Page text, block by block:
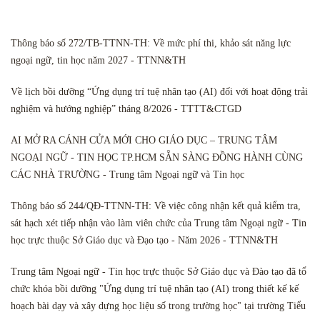
Thông báo số 272/TB-TTNN-TH: Về mức phí thi, khảo sát năng lực
ngoại ngữ, tin học năm 2027 - TTNN&TH
Về lịch bồi dưỡng “Ứng dụng trí tuệ nhân tạo (AI) đối với hoạt động trải
nghiệm và hướng nghiệp” tháng 8/2026 - TTTT&CTGD
AI MỞ RA CÁNH CỬA MỚI CHO GIÁO DỤC – TRUNG TÂM
NGOẠI NGỮ - TIN HỌC TP.HCM SẴN SÀNG ĐỒNG HÀNH CÙNG
CÁC NHÀ TRƯỜNG - Trung tâm Ngoại ngữ và Tin học
Thông báo số 244/QĐ-TTNN-TH: Về việc công nhận kết quả kiểm tra,
sát hạch xét tiếp nhận vào làm viên chức của Trung tâm Ngoại ngữ - Tin
học trực thuộc Sở Giáo dục và Đạo tạo - Năm 2026 - TTNN&TH
Trung tâm Ngoại ngữ - Tin học trực thuộc Sở Giáo dục và Đào tạo đã tổ
chức khóa bồi dưỡng "Ứng dụng trí tuệ nhân tạo (AI) trong thiết kế kế
hoạch bài dạy và xây dựng học liệu số trong trường học" tại trường Tiểu